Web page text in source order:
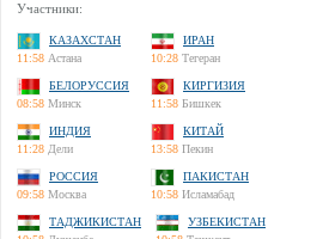
Участники:
КАЗАХСТАН
11:58 Астана
ИРАН
10:28 Тегеран
БЕЛОРУССИЯ
08:58 Минск
КИРГИЗИЯ
11:58 Бишкек
ИНДИЯ
11:28 Дели
КИТАЙ
13:58 Пекин
РОССИЯ
09:58 Москва
ПАКИСТАН
10:58 Исламабад
ТАДЖИКИСТАН
УЗБЕКИСТАН